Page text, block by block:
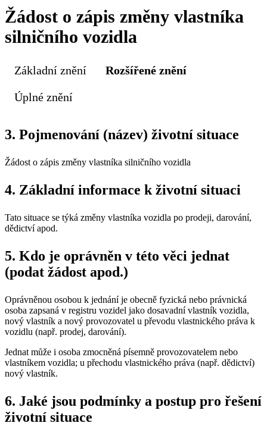
Žádost o zápis změny vlastníka
silničního vozidla
Základní znění Rozšířené znění
Úplné znění
3. Pojmenování (název) životní situace
Žádost o zápis změny vlastníka silničního vozidla
4. Základní informace k životní situaci
Tato situace se týká změny vlastníka vozidla po prodeji, darování,
dědictví apod.
5. Kdo je oprávněn v této věci jednat
(podat žádost apod.)
Oprávněnou osobou k jednání je obecně fyzická nebo právnická
osoba zapsaná v registru vozidel jako dosavadní vlastník vozidla,
nový vlastník a nový provozovatel u převodu vlastnického práva k
vozidlu (např. prodej, darování).
Jednat může i osoba zmocněná písemně provozovatelem nebo
vlastníkem vozidla; u přechodu vlastnického práva (např. dědictví)
nový vlastník.
6. Jaké jsou podmínky a postup pro řešení
životní situace